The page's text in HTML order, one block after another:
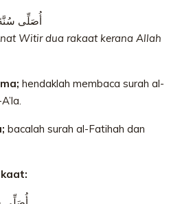
أُصَلِّى سُنَّةَ
Witir dua rakaat kerana Allah
hendaklah membaca surah al-
bacalah surah al-Fatihah dan